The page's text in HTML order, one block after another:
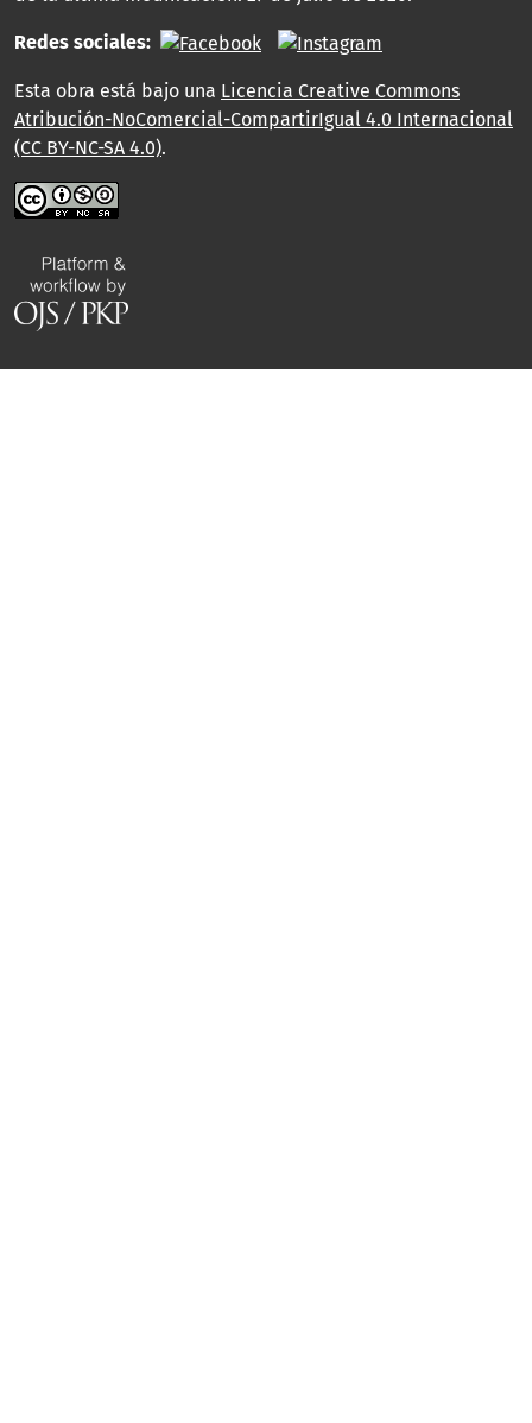
Redes sociales:
Esta obra está bajo una Licencia Creative Commons
Atribución-NoComercial-CompartirIgual 4.0 Internacional
(CC BY-NC-SA 4.0).